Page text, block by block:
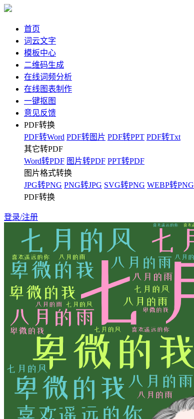
首页
词云文字
模板中心
二维码生成
在线词频分析
在线图表制作
一键抠图
意见反馈
PDF转换
PDF转Word PDF转图片 PDF转PPT PDF转Txt
其它转PDF
Word转PDF 图片转PDF PPT转PDF
图片格式转换
JPG转PNG PNG转JPG SVG转PNG WEBP转PNG
PDF转换
登录/注册